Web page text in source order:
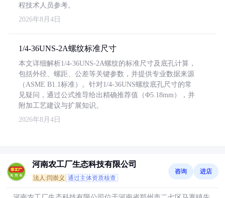
程技术人员参考。
2026年8月4日
1/4-36UNS-2A螺纹标准尺寸
本文详细解析1/4-36UNS-2A螺纹的标准尺寸及底孔计算，
包括外径、螺距、公差等关键参数，并提供专业数据来源
（ASME B1.1标准）。针对1/4-36UNS螺纹底孔尺寸的常
见疑问，通过公式推导给出精确推荐值（Φ5.18mm），并
附加工艺建议与扩展知识。
2026年8月4日
河南农工厂生态科技有限公司
法人:闫崇义 通过主体资质核查
咨询 进店